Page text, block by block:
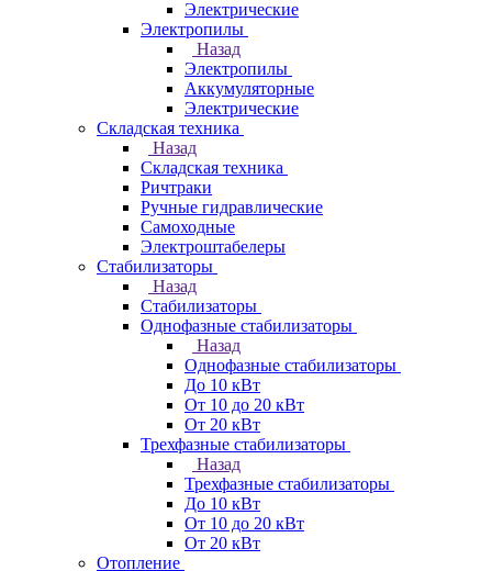
Электрические
Электропилы
Назад
Электропилы
Аккумуляторные
Электрические
Складская техника
Назад
Складская техника
Ричтраки
Ручные гидравлические
Самоходные
Электроштабелеры
Стабилизаторы
Назад
Стабилизаторы
Однофазные стабилизаторы
Назад
Однофазные стабилизаторы
До 10 кВт
От 10 до 20 кВт
От 20 кВт
Трехфазные стабилизаторы
Назад
Трехфазные стабилизаторы
До 10 кВт
От 10 до 20 кВт
От 20 кВт
Отопление